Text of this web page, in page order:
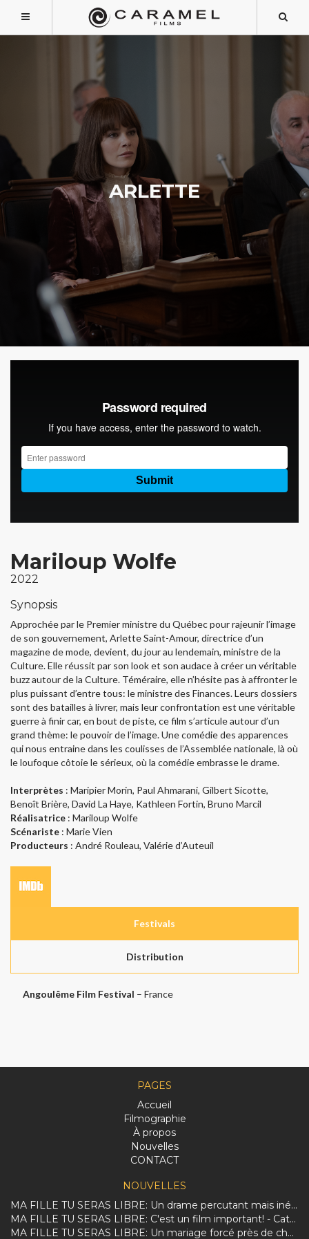
ARLETTE
Mariloup Wolfe
2022
Synopsis
Approchée par le Premier ministre du Québec pour rajeunir l’image
de son gouvernement, Arlette Saint-Amour, directrice d’un
magazine de mode, devient, du jour au lendemain, ministre de la
Culture. Elle réussit par son look et son audace à créer un véritable
buzz autour de la Culture. Téméraire, elle n’hésite pas à affronter le
plus puissant d’entre tous: le ministre des Finances. Leurs dossiers
sont des batailles à livrer, mais leur confrontation est une véritable
guerre à finir car, en bout de piste, ce film s’articule autour d’un
grand thème: le pouvoir de l’image. Une comédie des apparences
qui nous entraine dans les coulisses de l’Assemblée nationale, là où
le loufoque côtoie le sérieux, où la comédie embrasse le drame.
Interprètes : Maripier Morin, Paul Ahmarani, Gilbert Sicotte,
Benoît Brière, David La Haye, Kathleen Fortin, Bruno Marcil
Réalisatrice : Mariloup Wolfe
Scénariste : Marie Vien
Producteurs : André Rouleau, Valérie d’Auteuil
Festivals
Distribution
Angoulême Film Festival – France
PAGES
Accueil
Filmographie
À propos
Nouvelles
CONTACT
NOUVELLES
MA FILLE TU SERAS LIBRE: Un drame percutant mais inégal sur la dure réalité des femmes afghanes.
MA FILLE TU SERAS LIBRE: C'est un film important! - Catherine Perrin
MA FILLE TU SERAS LIBRE: Un mariage forcé près de chez vous